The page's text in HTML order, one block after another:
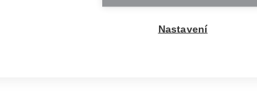
Nastavení